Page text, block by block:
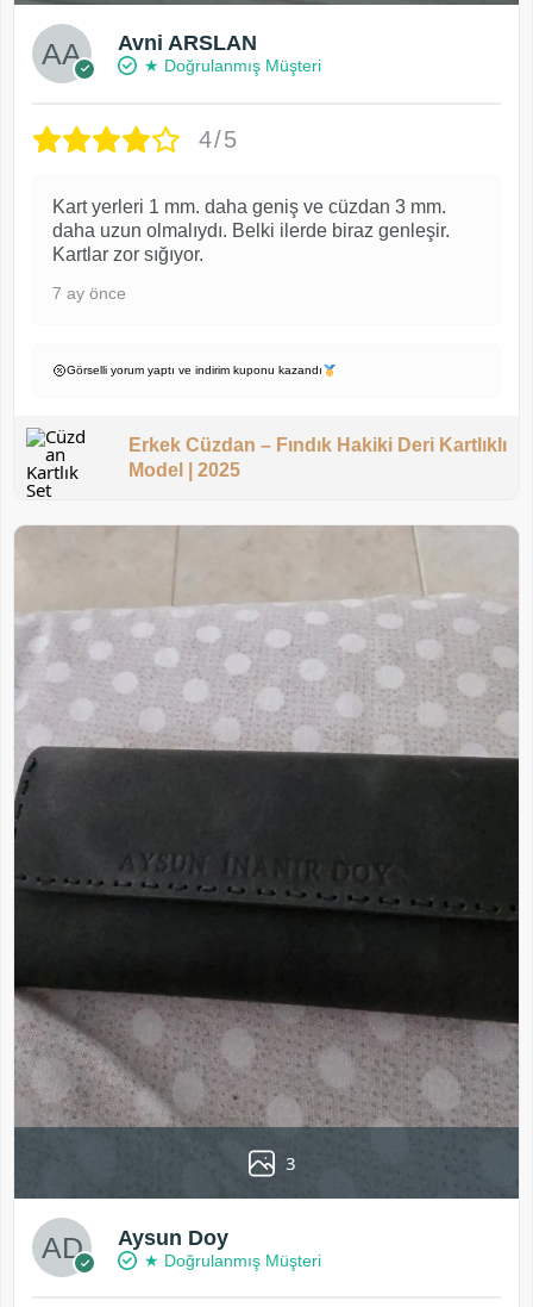
Avni ARSLAN
★ Doğrulanmış Müşteri
4/5
Kart yerleri 1 mm. daha geniş ve cüzdan 3 mm.
daha uzun olmalıydı. Belki ilerde biraz genleşir.
Kartlar zor sığıyor.
7 ay önce
Görselli yorum yaptı ve indirim kuponu kazandı
Erkek Cüzdan – Fındık Hakiki Deri Kartlıklı
Model | 2025
3
Aysun Doy
★ Doğrulanmış Müşteri